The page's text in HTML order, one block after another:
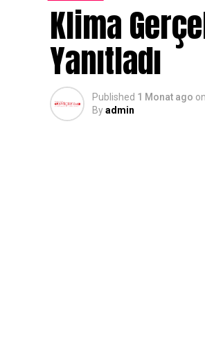
Klima
Yanıtladı
Published 1 Monat ago on
Byadmin